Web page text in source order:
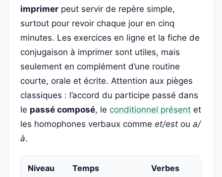
imprimer peut servir de repère simple,
surtout pour revoir chaque jour en cinq
minutes. Les exercices en ligne et la fiche de
conjugaison à imprimer sont utiles, mais
seulement en complément d’une routine
courte, orale et écrite. Attention aux pièges
classiques : l’accord du participe passé dans
le passé composé, le conditionnel présent et
les homophones verbaux comme et/est ou a/
à.
Niveau
Temps
Verbes